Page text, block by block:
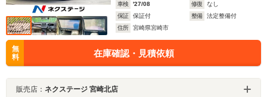
車検
'27/08 修復
なし
保証
保証付 整備
法定整備付
住所
宮崎県宮崎市
無
料
在庫確認・見積依頼
販売店： ネクステージ 宮崎北店